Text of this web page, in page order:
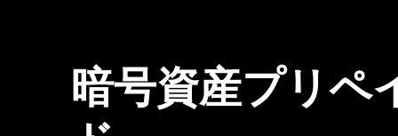
暗号資産プリペ